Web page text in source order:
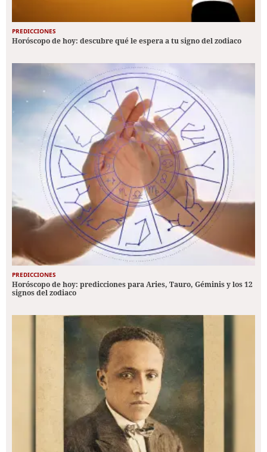
PREDICCIONES
Horóscopo de hoy: descubre qué le espera a tu signo del zodiaco
PREDICCIONES
Horóscopo de hoy: predicciones para Aries, Tauro, Géminis y los 12
signos del zodiaco